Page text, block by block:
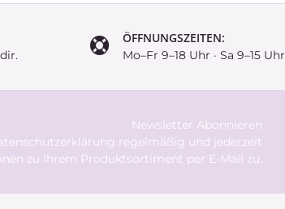
ÖFFNUNGSZEITEN:
Mo–Fr 9–18 Uhr · Sa 9–15 Uhr
Newsletter Abonnieren
regelmäßig und jederzeit
zu Ihrem Produktsortiment per E-Mail zu.